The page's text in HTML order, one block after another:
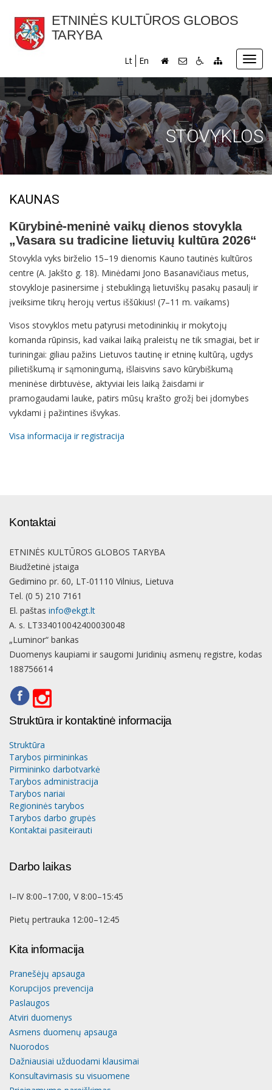
ETNINĖS KULTŪROS GLOBOS
TARYBA
Lt En
STOVYKLOS
KAUNAS
Kūrybinė-meninė vaikų dienos stovykla
„Vasara su tradicine lietuvių kultūra 2026“
Stovykla vyks birželio 15–19 dienomis Kauno tautinės kultūros
centre (A. Jakšto g. 18). Minėdami Jono Basanavičiaus metus,
stovykloje pasinersime į stebuklingą lietuviškų pasakų pasaulį ir
įveiksime tikrų herojų vertus iššūkius! (7–11 m. vaikams)
Visos stovyklos metu patyrusi metodininkių ir mokytojų
komanda rūpinsis, kad vaikai laiką praleistų ne tik smagiai, bet ir
turiningai: giliau pažins Lietuvos tautinę ir etninę kultūrą, ugdys
pilietiškumą ir sąmoningumą, išlaisvins savo kūrybiškumą
meninėse dirbtuvėse, aktyviai leis laiką žaisdami ir
pramogaudami lauke, patirs mūsų krašto grožį bei įdomybes
vykdami į pažintines išvykas.
Visa informacija ir registracija
Kontaktai
ETNINĖS KULTŪROS GLOBOS TARYBA
Biudžetinė įstaiga
Gedimino pr. 60, LT-01110 Vilnius, Lietuva
Tel. (0 5) 210 7161
El. paštas info@ekgt.lt
A. s. LT334010042400030048
„Luminor“ bankas
Duomenys kaupiami ir saugomi Juridinių asmenų registre, kodas
188756614
Struktūra ir kontaktinė informacija
Struktūra
Tarybos pirmininkas
Pirmininko darbotvarkė
Tarybos administracija
Tarybos nariai
Regioninės tarybos
Tarybos darbo grupės
Kontaktai pasiteirauti
Darbo laikas
I–IV 8:00–17:00, V 8:00–15:45
Pietų pertrauka 12:00–12:45
Kita informacija
Pranešėjų apsauga
Korupcijos prevencija
Paslaugos
Atviri duomenys
Asmens duomenų apsauga
Nuorodos
Dažniausiai užduodami klausimai
Konsultavimasis su visuomene